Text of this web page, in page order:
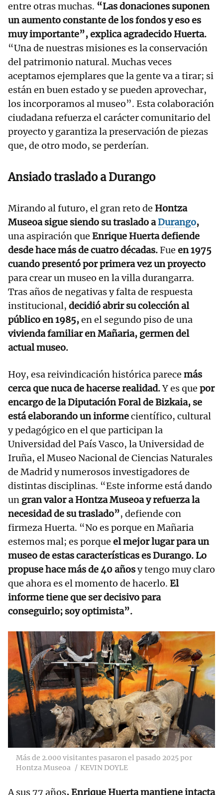
entre otras muchas. “Las donaciones suponen
un aumento constante de los fondos y eso es
muy importante”, explica agradecido Huerta.
“Una de nuestras misiones es la conservación
del patrimonio natural. Muchas veces
aceptamos ejemplares que la gente va a tirar; si
están en buen estado y se pueden aprovechar,
los incorporamos al museo”. Esta colaboración
ciudadana refuerza el carácter comunitario del
proyecto y garantiza la preservación de piezas
que, de otro modo, se perderían.
Ansiado traslado a Durango
Mirando al futuro, el gran reto de Hontza
Museoa sigue siendo su traslado aDurango,
una aspiración que Enrique Huerta defiende
desde hace más de cuatro décadas.Fue en 1975
cuando presentó por primera vez un proyecto
para crear un museo en la villa durangarra.
Tras años de negativas y falta de respuesta
institucional, decidió abrir su colección al
público en 1985,en el segundo piso de una
vivienda familiar en Mañaria, germen del
actual museo.
Hoy, esa reivindicación histórica parece más
cerca que nuca de hacerse realidad.Y es que por
encargo de la Diputación Foral de Bizkaia, se
está elaborando un informecientífico, cultural
y pedagógico en el que participan la
Universidad del País Vasco, la Universidad de
Iruña, el Museo Nacional de Ciencias Naturales
de Madrid y numerosos investigadores de
distintas disciplinas. “Este informe está dando
un gran valor a Hontza Museoa y refuerza la
necesidad de su traslado”, defiende con
firmeza Huerta. “No es porque en Mañaria
estemos mal; es porque el mejor lugar para un
museo de estas características es Durango. Lo
propuse hace más de 40 añosy tengo muy claro
que ahora es el momento de hacerlo. El
informe tiene que ser decisivo para
conseguirlo; soy optimista”.
Más de 2.000 visitantes pasaron el pasado 2025 por
Hontza Museoa
KEVIN DOYLE
A sus 77 años, Enrique Huerta mantiene intacta